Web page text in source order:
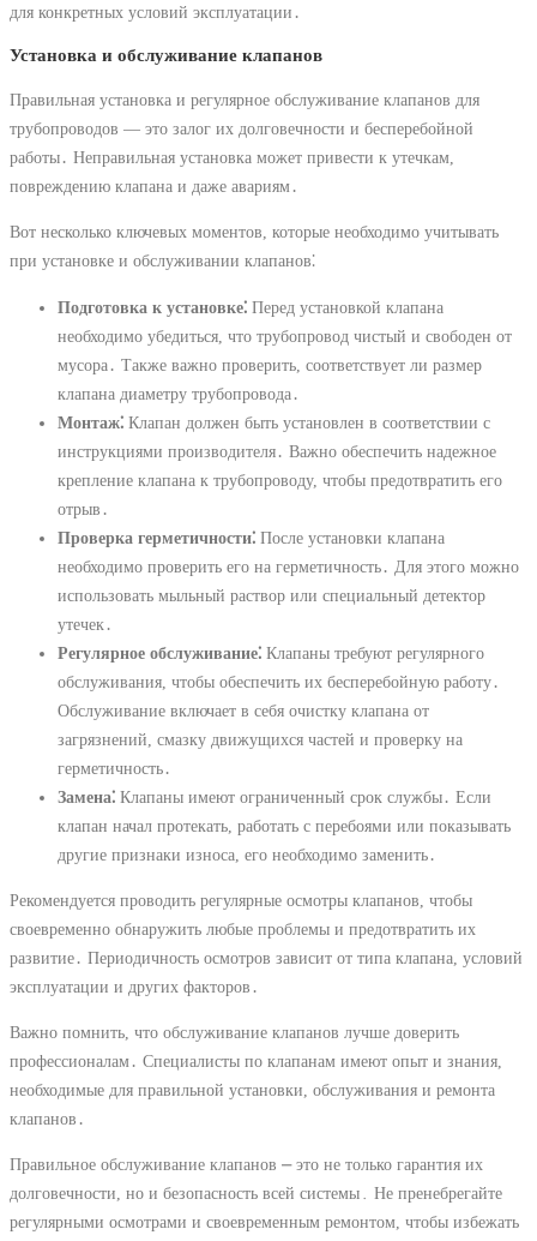
для конкретных условий эксплуатации․
Установка и обслуживание клапанов
Правильная установка и регулярное обслуживание клапанов для
трубопроводов ― это залог их долговечности и бесперебойной
работы․ Неправильная установка может привести к утечкам,
повреждению клапана и даже авариям․
Вот несколько ключевых моментов, которые необходимо учитывать
при установке и обслуживании клапанов⁚
Подготовка к установке⁚ Перед установкой клапана
необходимо убедиться, что трубопровод чистый и свободен от
мусора․ Также важно проверить, соответствует ли размер
клапана диаметру трубопровода․
Монтаж⁚ Клапан должен быть установлен в соответствии с
инструкциями производителя․ Важно обеспечить надежное
крепление клапана к трубопроводу, чтобы предотвратить его
отрыв․
Проверка герметичности⁚ После установки клапана
необходимо проверить его на герметичность․ Для этого можно
использовать мыльный раствор или специальный детектор
утечек․
Регулярное обслуживание⁚ Клапаны требуют регулярного
обслуживания, чтобы обеспечить их бесперебойную работу․
Обслуживание включает в себя очистку клапана от
загрязнений, смазку движущихся частей и проверку на
герметичность․
Замена⁚ Клапаны имеют ограниченный срок службы․ Если
клапан начал протекать, работать с перебоями или показывать
другие признаки износа, его необходимо заменить․
Рекомендуется проводить регулярные осмотры клапанов, чтобы
своевременно обнаружить любые проблемы и предотвратить их
развитие․ Периодичность осмотров зависит от типа клапана, условий
эксплуатации и других факторов․
Важно помнить, что обслуживание клапанов лучше доверить
профессионалам․ Специалисты по клапанам имеют опыт и знания,
необходимые для правильной установки, обслуживания и ремонта
клапанов․
Правильное обслуживание клапанов ⎼ это не только гарантия их
долговечности, но и безопасность всей системы․ Не пренебрегайте
регулярными осмотрами и своевременным ремонтом, чтобы избежать